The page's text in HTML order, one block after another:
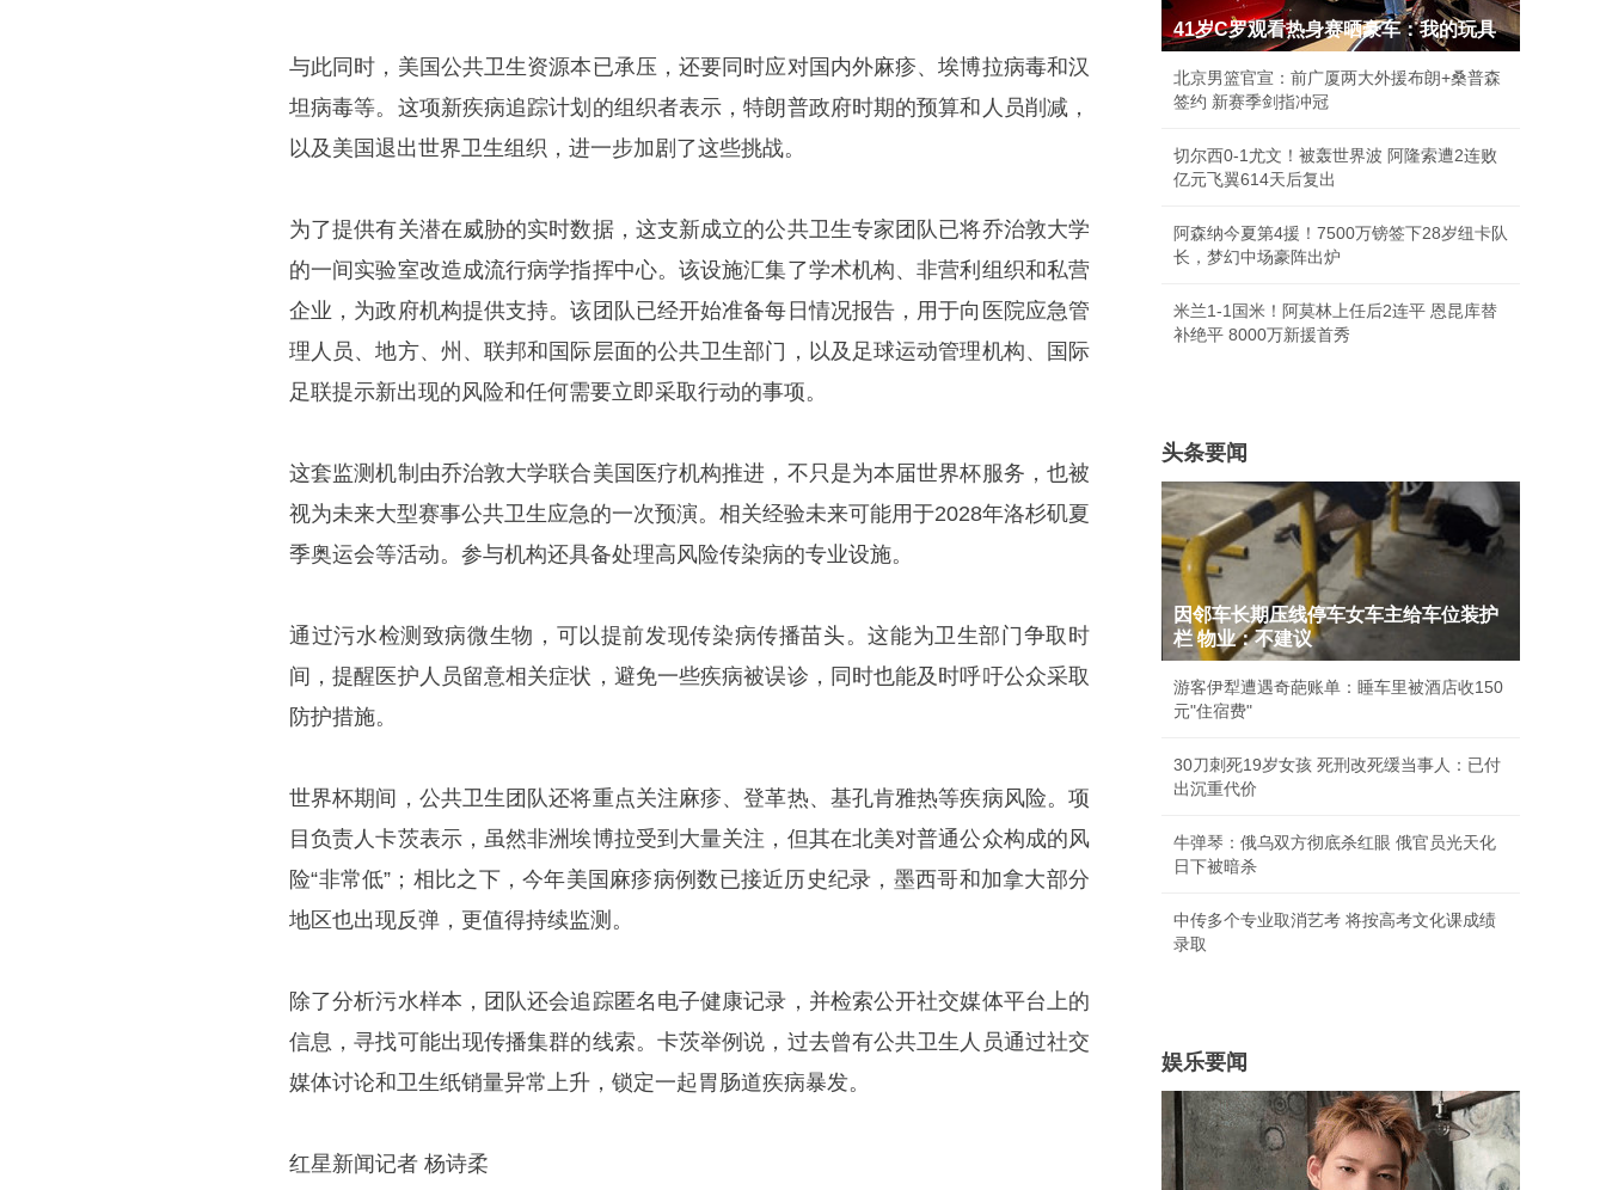
与此同时，美国公共卫生资源本已承压，还要同时应对国内外麻疹、埃博拉病毒和汉
坦病毒等。这项新疾病追踪计划的组织者表示，特朗普政府时期的预算和人员削减，
以及美国退出世界卫生组织，进一步加剧了这些挑战。
为了提供有关潜在威胁的实时数据，这支新成立的公共卫生专家团队已将乔治敦大学
的一间实验室改造成流行病学指挥中心。该设施汇集了学术机构、非营利组织和私营
企业，为政府机构提供支持。该团队已经开始准备每日情况报告，用于向医院应急管
理人员、地方、州、联邦和国际层面的公共卫生部门，以及足球运动管理机构、国际
足联提示新出现的风险和任何需要立即采取行动的事项。
这套监测机制由乔治敦大学联合美国医疗机构推进，不只是为本届世界杯服务，也被
视为未来大型赛事公共卫生应急的一次预演。相关经验未来可能用于2028年洛杉矶夏
季奥运会等活动。参与机构还具备处理高风险传染病的专业设施。
通过污水检测致病微生物，可以提前发现传染病传播苗头。这能为卫生部门争取时
间，提醒医护人员留意相关症状，避免一些疾病被误诊，同时也能及时呼吁公众采取
防护措施。
世界杯期间，公共卫生团队还将重点关注麻疹、登革热、基孔肯雅热等疾病风险。项
目负责人卡茨表示，虽然非洲埃博拉受到大量关注，但其在北美对普通公众构成的风
险“非常低”；相比之下，今年美国麻疹病例数已接近历史纪录，墨西哥和加拿大部分
地区也出现反弹，更值得持续监测。
除了分析污水样本，团队还会追踪匿名电子健康记录，并检索公开社交媒体平台上的
信息，寻找可能出现传播集群的线索。卡茨举例说，过去曾有公共卫生人员通过社交
媒体讨论和卫生纸销量异常上升，锁定一起胃肠道疾病暴发。
红星新闻记者 杨诗柔
41岁C罗观看热身赛晒豪车：我的玩具
北京男篮官宣：前广厦两大外援布朗+桑普森
签约 新赛季剑指冲冠
切尔西0-1尤文！被轰世界波 阿隆索遭2连败
亿元飞翼614天后复出
阿森纳今夏第4援！7500万镑签下28岁纽卡队
长，梦幻中场豪阵出炉
米兰1-1国米！阿莫林上任后2连平 恩昆库替
补绝平 8000万新援首秀
头条要闻
因邻车长期压线停车女车主给车位装护
栏 物业：不建议
游客伊犁遭遇奇葩账单：睡车里被酒店收150
元"住宿费"
30刀刺死19岁女孩 死刑改死缓当事人：已付
出沉重代价
牛弹琴：俄乌双方彻底杀红眼 俄官员光天化
日下被暗杀
中传多个专业取消艺考 将按高考文化课成绩
录取
娱乐要闻